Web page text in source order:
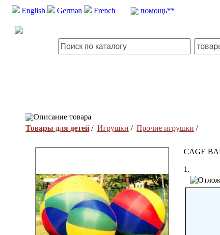
English German French | помощь**
Описание товара
Товары для детей / Игрушки / Прочие игрушки /
CAGE
1.